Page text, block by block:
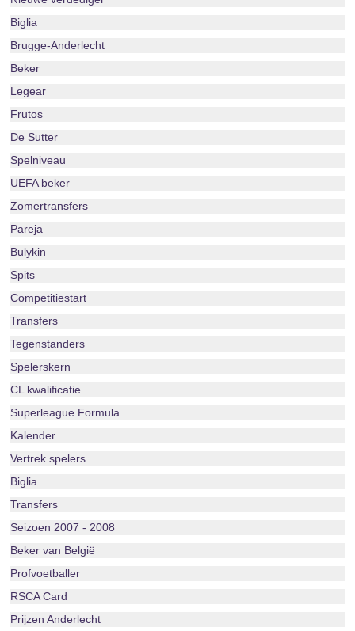
Biglia
Brugge-Anderlecht
Beker
Legear
Frutos
De Sutter
Spelniveau
UEFA beker
Zomertransfers
Pareja
Bulykin
Spits
Competitiestart
Transfers
Tegenstanders
Spelerskern
CL kwalificatie
Superleague Formula
Kalender
Vertrek spelers
Biglia
Transfers
Seizoen 2007 - 2008
Beker van België
Profvoetballer
RSCA Card
Prijzen Anderlecht